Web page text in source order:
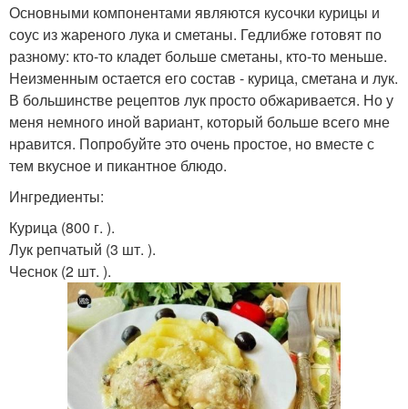
Основными компонентами являются кусочки курицы и
соус из жареного лука и сметаны. Гедлибже готовят по
разному: кто-то кладет больше сметаны, кто-то меньше.
Неизменным остается его состав - курица, сметана и лук.
В большинстве рецептов лук просто обжаривается. Но у
меня немного иной вариант, который больше всего мне
нравится. Попробуйте это очень простое, но вместе с
тем вкусное и пикантное блюдо.
Ингредиенты:
Курица (800 г. ).
Лук репчатый (3 шт. ).
Чеснок (2 шт. ).